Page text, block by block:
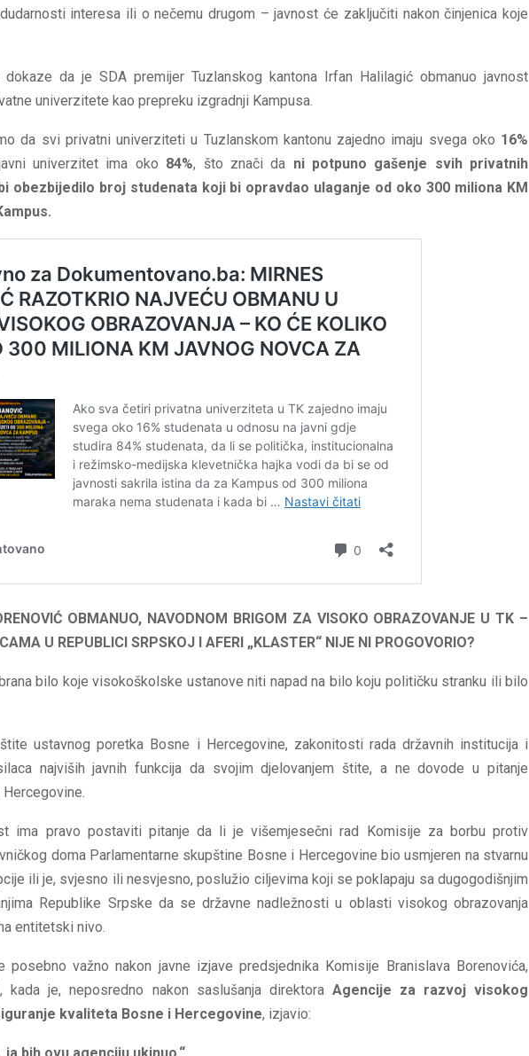
interesa ili o nečemu drugom – javnost će zaključiti nakon činjenica koje
da je SDA premijer Tuzlanskog kantona Irfan Halilagić obmanuo javnost
univerzitete kao prepreku izgradnji Kampusa.
da svi privatni univerziteti u Tuzlanskom kantonu zajedno imaju svega oko 16%
univerzitet ima oko 84%, što znači da ni potpuno gašenje svih privatnih
obezbijedilo broj studenata koji bi opravdao ulaganje od oko 300 miliona KM
OBMANUO, NAVODNOM BRIGOM ZA VISOKO OBRAZOVANJE U TK –
U REPUBLICI SRPSKOJ I AFERI „KLASTER“ NIJE NI PROGOVORIO?
bilo koje visokoškolske ustanove niti napad na bilo koju političku stranku ili bilo
ustavnog poretka Bosne i Hercegovine, zakonitosti rada državnih institucija i
najviših javnih funkcija da svojim djelovanjem štite, a ne dovode u pitanje
ima pravo postaviti pitanje da li je višemjesečni rad Komisije za borbu protiv
doma Parlamentarne skupštine Bosne i Hercegovine bio usmjeren na stvarnu
ili je, svjesno ili nesvjesno, poslužio ciljevima koji se poklapaju sa dugogodišnjim
Republike Srpske da se državne nadležnosti u oblasti visokog obrazovanja
entitetski nivo.
posebno važno nakon javne izjave predsjednika Komisije Branislava Borenovića,
kada je, neposredno nakon saslušanja direktora Agencije za razvoj visokog
kvaliteta Bosne i Hercegovine, izjavio: